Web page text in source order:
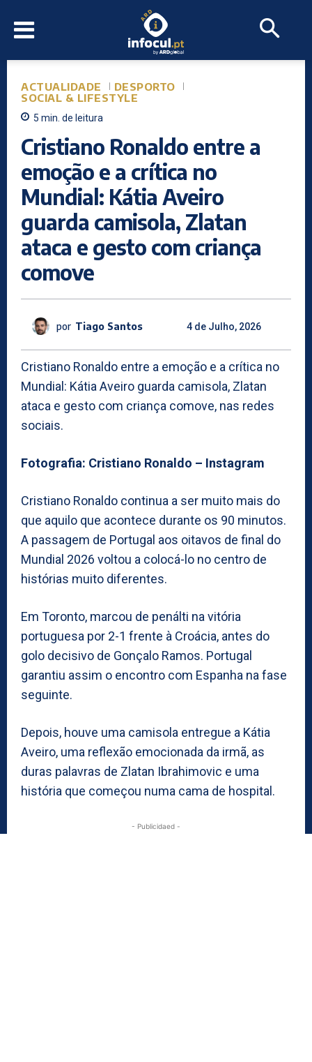
ACTUALIDADE
DESPORTO
SOCIAL & LIFESTYLE
5 min. de leitura
Cristiano Ronaldo entre a
emoção e a crítica no
Mundial: Kátia Aveiro
guarda camisola, Zlatan
ataca e gesto com criança
comove
por Tiago Santos 4 de Julho, 2026
Cristiano Ronaldo entre a emoção e a crítica no
Mundial: Kátia Aveiro guarda camisola, Zlatan
ataca e gesto com criança comove, nas redes
sociais.
Fotografia: Cristiano Ronaldo – Instagram
Cristiano Ronaldo continua a ser muito mais do
que aquilo que acontece durante os 90 minutos.
A passagem de Portugal aos oitavos de final do
Mundial 2026 voltou a colocá-lo no centro de
histórias muito diferentes.
Em Toronto, marcou de penálti na vitória
portuguesa por 2-1 frente à Croácia, antes do
golo decisivo de Gonçalo Ramos. Portugal
garantiu assim o encontro com Espanha na fase
seguinte.
Depois, houve uma camisola entregue a Kátia
Aveiro, uma reflexão emocionada da irmã, as
duras palavras de Zlatan Ibrahimovic e uma
história que começou numa cama de hospital.
- Publicidaed -